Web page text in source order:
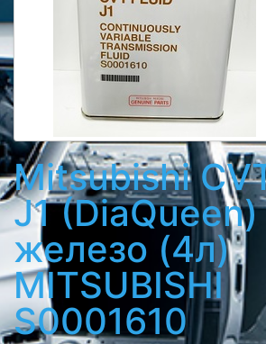
Mitsubishi
J1 (DiaQueen)
железо (4л)
MITSUBISHI
S0001610